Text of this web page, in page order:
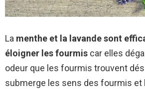
La menthe et la lavande sont
éloigner les fourmis car elles
odeur que les fourmis trouvent
submerge les sens des fourmis et